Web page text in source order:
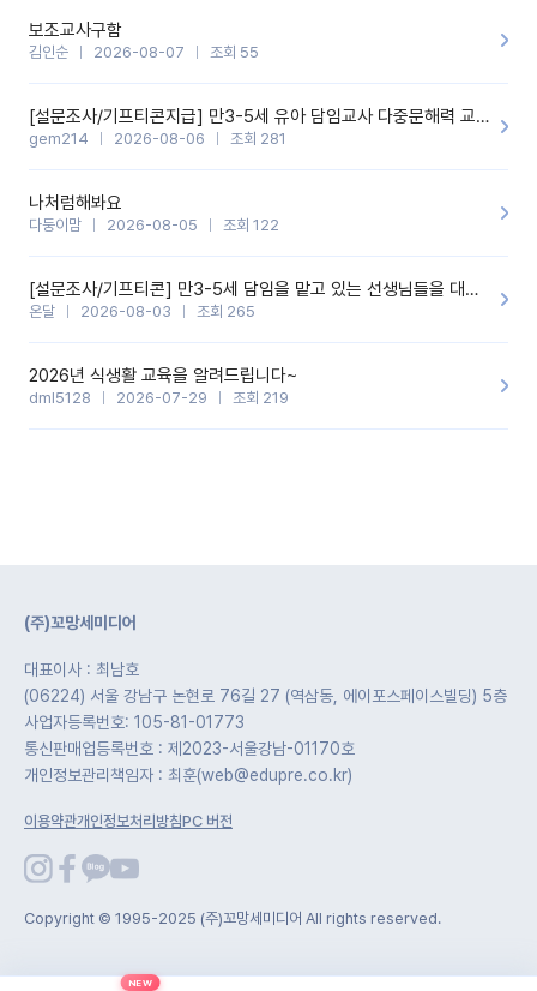
보조교사구함
김인순 2026-08-07 조회 55
[설문조사/기프티콘지급] 만3-5세 유아 담임교사 다중문해력 교육 증진을 위한 설문조사
gem214 2026-08-06 조회 281
나처럼해봐요
다둥이맘 2026-08-05 조회 122
[설문조사/기프티콘] 만3-5세 담임을 맡고 있는 선생님들을 대상으로 설문조사를 합니다!
온달 2026-08-03 조회 265
2026년 식생활 교육을 알려드립니다~
dml5128 2026-07-29 조회 219
(주)꼬망세미디어
대표이사 : 최남호
(06224) 서울 강남구 논현로 76길 27 (역삼동, 에이포스페이스빌딩) 5층
사업자등록번호: 105-81-01773
통신판매업등록번호 : 제2023-서울강남-01170호
개인정보관리책임자 : 최훈(web@edupre.co.kr)
이용약관개인정보처리방침PC 버전
Copyright © 1995-2025 (주)꼬망세미디어 All rights reserved.
NEW